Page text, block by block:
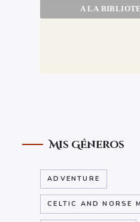
Mis Géneros
ADVENTURE
CELTIC AND NORSE